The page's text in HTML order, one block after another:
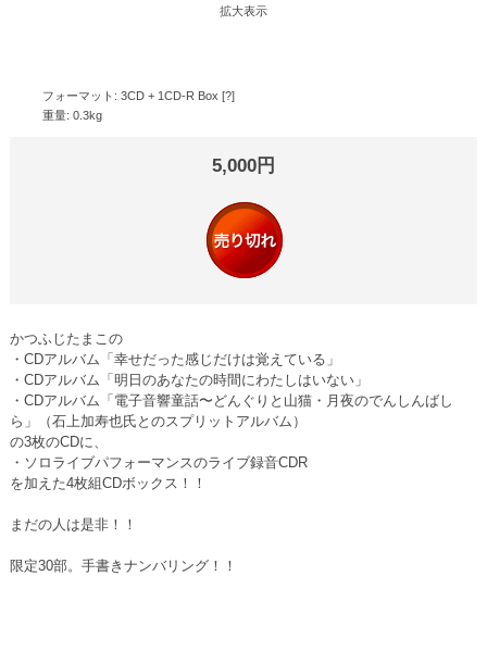
拡大表示
フォーマット: 3CD + 1CD-R Box [?]
重量: 0.3kg
5,000円
かつふじたまこの
・CDアルバム「幸せだった感じだけは覚えている」
・CDアルバム「明日のあなたの時間にわたしはいない」
・CDアルバム「電子音響童話〜どんぐりと山猫・月夜のでんしんばし
ら」（石上加寿也氏とのスプリットアルバム）
の3枚のCDに、
・ソロライブパフォーマンスのライブ録音CDR
を加えた4枚組CDボックス！！
まだの人は是非！！
限定30部。手書きナンバリング！！